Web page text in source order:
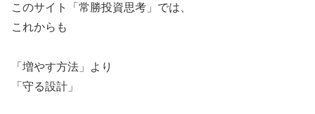
このサイト「常勝投資思考」では、
これからも
「増やす方法」より
「守る設計」